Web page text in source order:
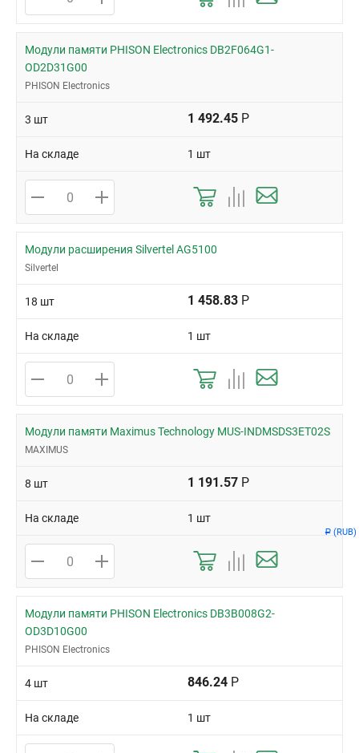
Р (RUB)
Модули памяти PHISON Electronics DB2F064G1-
OD2D31G00
PHISON Electronics
3 шт 1 492.45 Р
На складе 1 шт
Модули расширения Silvertel AG5100
Silvertel
18 шт 1 458.83 Р
На складе 1 шт
Модули памяти Maximus Technology MUS-INDMSDS3ET02S
MAXIMUS
8 шт 1 191.57 Р
На складе 1 шт
Модули памяти PHISON Electronics DB3B008G2-
OD3D10G00
PHISON Electronics
4 шт 846.24 Р
На складе 1 шт